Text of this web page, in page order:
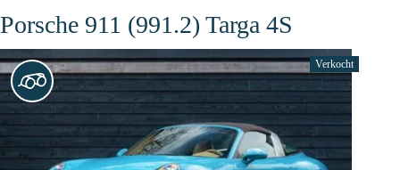
Porsche 911 (991.2) Targa 4S
Verkocht